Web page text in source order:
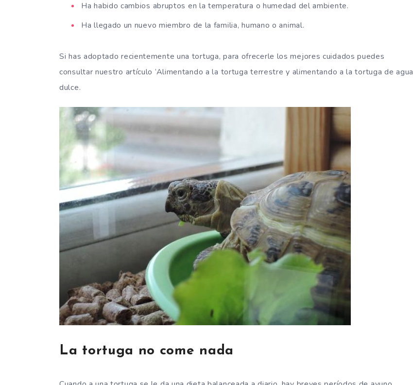
Ha habido cambios abruptos en la temperatura o humedad del ambiente.
Ha llegado un nuevo miembro de la familia, humano o animal.
Si has adoptado recientemente una tortuga, para ofrecerle los mejores cuidados puedes
consultar nuestro artículo ‘Alimentando a la tortuga terrestre y alimentando a la tortuga de agua
dulce.
La tortuga no come nada